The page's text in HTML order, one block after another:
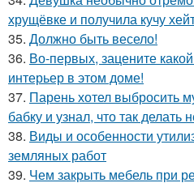
хрущёвке и получила кучу
35. Должно быть весело!
36. Во-первых, зацените
интерьер в этом доме!
37. Парень хотел выбросить
бабку и узнал, что так делать
38. Виды и особенности
земляных работ
39. Чем закрыть мебель при